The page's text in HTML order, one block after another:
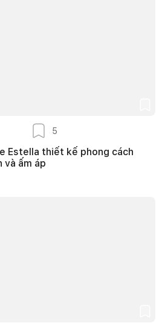
5
Estella thiết kế phong cách
và ấm áp